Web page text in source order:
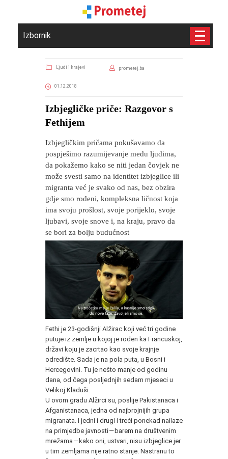
Izbornik
Ljudi i krajevi prometej.ba
01.12.2018
Izbjegličke priče: Razgovor s
Fethijem
Izbjegličkim pričama pokušavamo da
pospješimo razumijevanje među ljudima,
da pokažemo kako se niti jedan čovjek ne
može svesti samo na identitet izbjeglice ili
migranta već je svako od nas, bez obzira
gdje smo rođeni, kompleksna ličnost koja
ima svoju prošlost, svoje porijeklo, svoje
ljubavi, svoje snove i, na kraju, pravo da
se bori za bolju budućnost
Fethi je 23-godišnji Alžirac koji već tri godine
putuje iz zemlje u kojoj je rođen ka Francuskoj,
državi koju je zacrtao kao svoje krajnje
odredište. Sada je na pola puta, u Bosni i
Hercegovini. Tu je nešto manje od godinu
dana, od čega posljednjih sedam mjeseci u
Velikoj Kladuši.
U ovom gradu Alžirci su, poslije Pakistanaca i
Afganistanaca, jedna od najbrojnijih grupa
migranata. I jedni i drugi i treći ponekad nailaze
na primjedbe javnosti — barem na društvenim
mrežama — kako oni, ustvari, nisu izbjeglice jer
u tim zemljama nije ratno stanje. Nastranu to